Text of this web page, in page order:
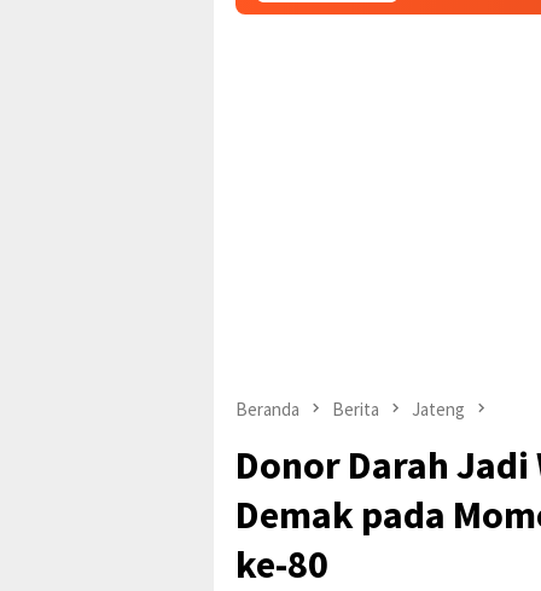
Beranda Berita Jateng
Donor Darah
Demak pada
ke-80